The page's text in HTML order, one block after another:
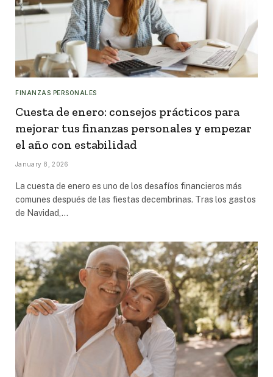
FINANZAS PERSONALES
Cuesta de enero: consejos prácticos para
mejorar tus finanzas personales y empezar
el año con estabilidad
January 8, 2026
La cuesta de enero es uno de los desafíos financieros más
comunes después de las fiestas decembrinas. Tras los gastos
de Navidad,…